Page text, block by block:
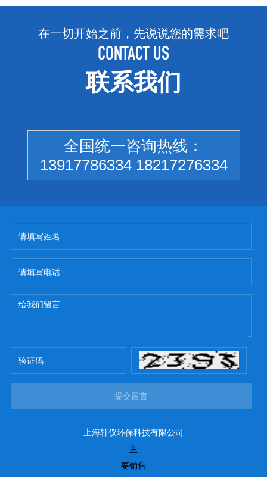
在一切开始之前，先说说您的需求吧
CONTACT US
联系我们
全国统一咨询热线：
13917786334 18217276334
提交留言
上海轩仪环保科技有限公司
主
要销售